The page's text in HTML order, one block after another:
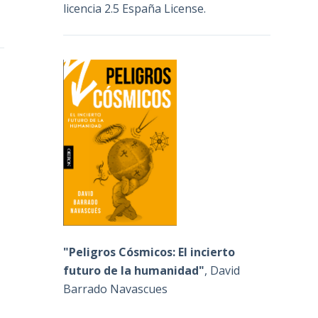
licencia 2.5 España License.
"Peligros Cósmicos: El incierto
futuro de la humanidad", David
Barrado Navascues